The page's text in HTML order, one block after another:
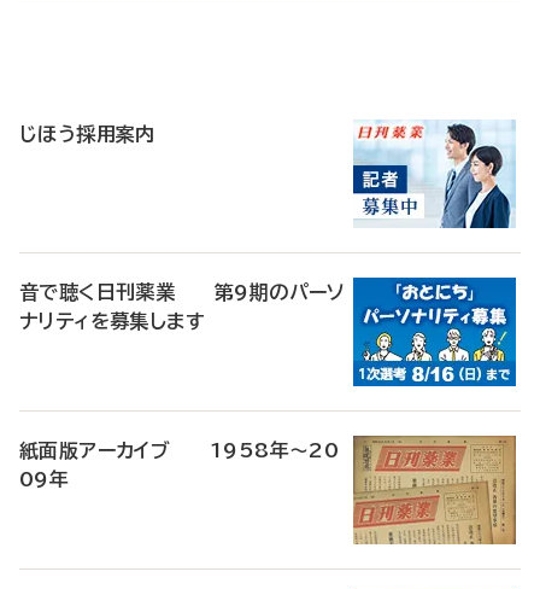
じほう採用案内
音で聴く日刊薬業 第9期のパーソ
ナリティを募集します
紙面版アーカイブ 1958年～20
09年